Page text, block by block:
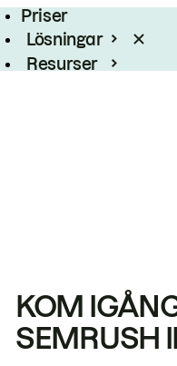
Priser
Lösningar
Resurser
KOM
SEMRUSH